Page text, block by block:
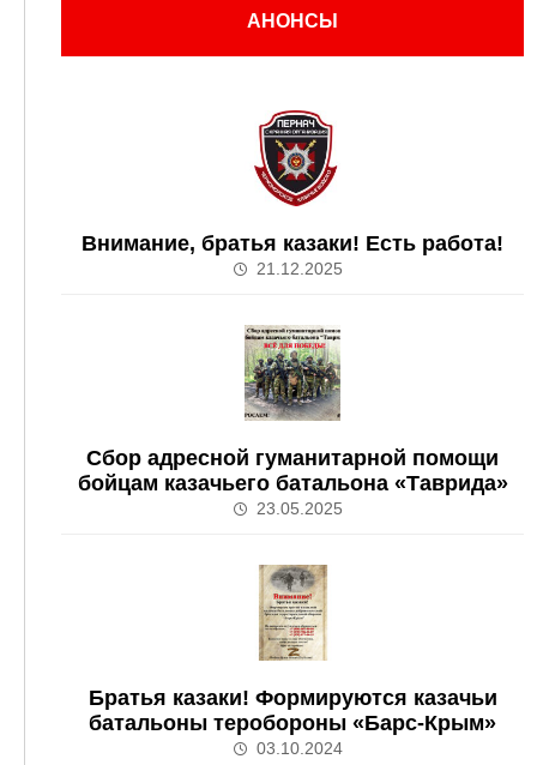
АНОНСЫ
Внимание, братья казаки! Есть работа!
21.12.2025
Сбор адресной гуманитарной помощи
бойцам казачьего батальона «Таврида»
23.05.2025
Братья казаки! Формируются казачьи
батальоны теробороны «Барс-Крым»
03.10.2024